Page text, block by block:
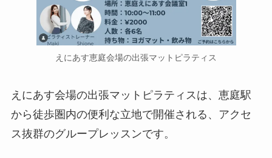
えにあす恵庭会場の出張マットピラティス
えにあす会場の出張マットピラティスは、恵庭駅
から徒歩圏内の便利な立地で開催される、アクセ
ス抜群のグループレッスンです。